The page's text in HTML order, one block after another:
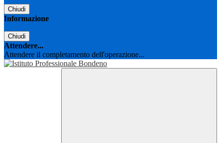
Chiudi
Informazione
Chiudi
Attendere...
Attendere il completamento dell'operazione...